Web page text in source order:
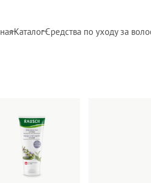
КаталогСредства по уходу за